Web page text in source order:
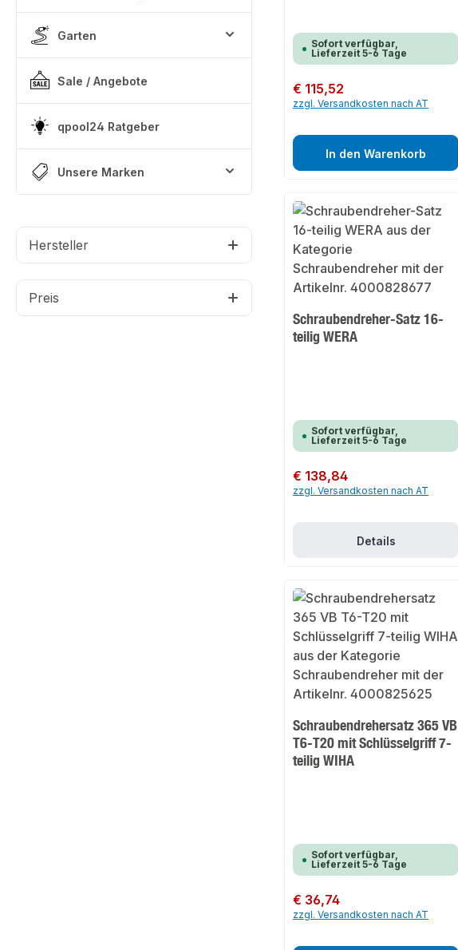
Garten
Sale / Angebote
qpool24 Ratgeber
Unsere Marken
Hersteller
Preis
Sofort verfügbar,
Lieferzeit 5-6 Tage
Regulärer Preis:
€ 115,52
zzgl. Versandkosten nach AT
In den Warenkorb
Schraubendreher-Satz 16-
teilig WERA
Sofort verfügbar,
Lieferzeit 5-6 Tage
Regulärer Preis:
€ 138,84
zzgl. Versandkosten nach AT
Details
Schraubendrehersatz 365 VB
T6-T20 mit Schlüsselgriff 7-
teilig WIHA
Sofort verfügbar,
Lieferzeit 5-6 Tage
Regulärer Preis:
€ 36,74
zzgl. Versandkosten nach AT